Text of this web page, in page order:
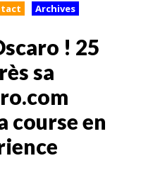
Archives
! 25
sa
course en